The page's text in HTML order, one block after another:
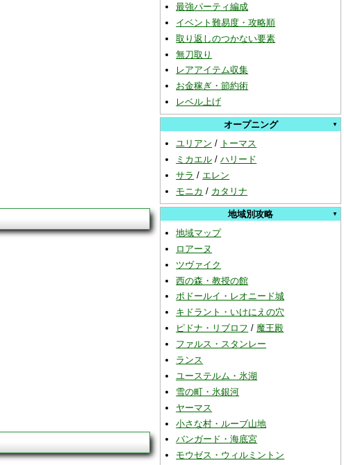
最強パーティ編成
イベント難易度・攻略順
取り返しのつかない要素
無刀取り
レアアイテム収集
お金稼ぎ・節約術
レベル上げ
オープニング
ユリアン / トーマス
ミカエル /ハリード
サラ / エレン
モニカ / カタリナ
地域別攻略
地域マップ
ロアーヌ
ツヴァイク
西の森・教授の館
ポドールイ・レオニード城
キドラント・いけにえの穴
ピドナ・リブロフ / 魔王殿
ファルス・スタンレー
ランス
ユーステルム・氷湖
雪の町・氷銀河
ヤーマス
小さな村・ルーブ山地
バンガード・海底宮
モウゼス・ウィルミントン